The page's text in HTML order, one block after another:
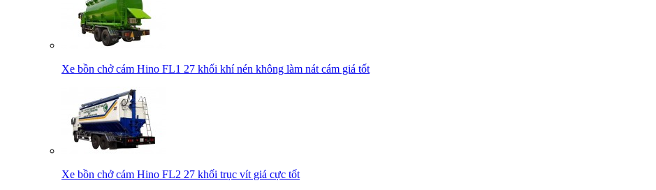
Xe bồn chở cám Hino FL1 27 khối khí nén không làm nát cám giá tốt
Xe bồn chở cám Hino FL2 27 khối trục vít giá cực tốt